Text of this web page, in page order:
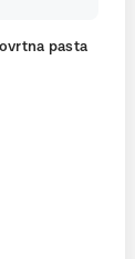
pasta